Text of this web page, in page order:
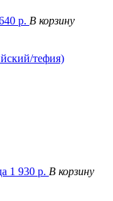
р. В корзину
тефия)
1 930 р. В корзину